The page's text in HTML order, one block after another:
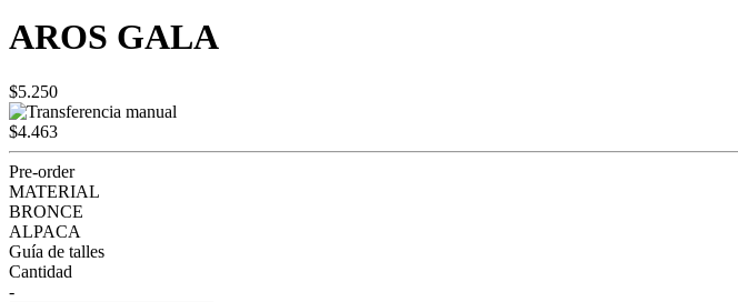
AROS GALA
$5.250
$4.463
Pre-order
MATERIAL
BRONCE
ALPACA
Guía de talles
Cantidad
-